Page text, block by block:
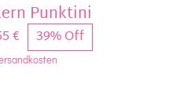
Punktini
€ 39% Off